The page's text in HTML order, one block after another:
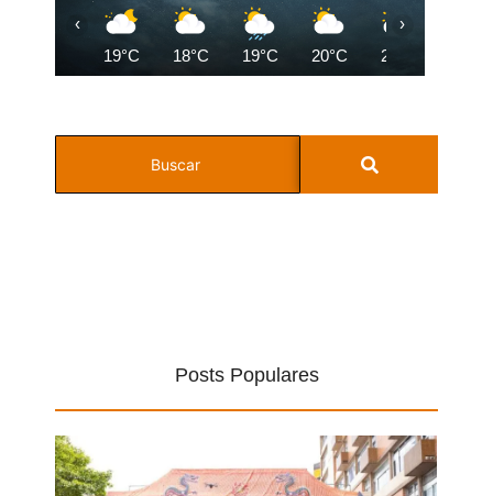
19°C 18°C 19°C 20°C 22°C
‹ ›
Posts Populares